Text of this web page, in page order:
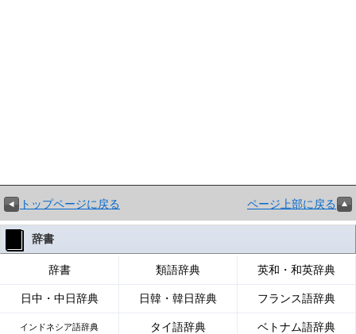
トップページに戻る ページ上部に戻る
辞書
辞書 類語辞典 英和・和英辞典
日中・中日辞典 日韓・韓日辞典 フランス語辞典
インドネシア語辞典 タイ語辞典 ベトナム語辞典